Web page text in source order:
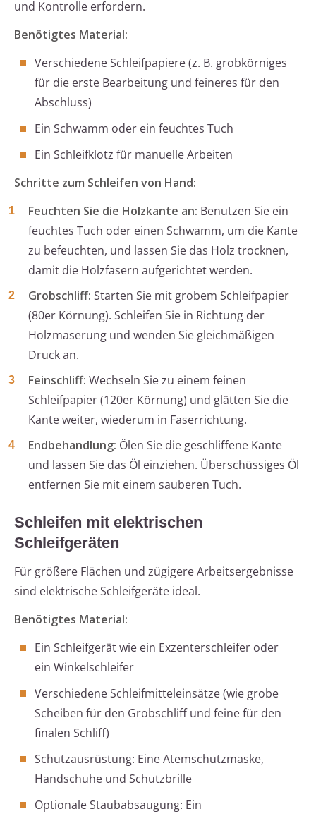
und Kontrolle erfordern.
Benötigtes Material:
Verschiedene Schleifpapiere (z. B. grobkörniges
für die erste Bearbeitung und feineres für den
Abschluss)
Ein Schwamm oder ein feuchtes Tuch
Ein Schleifklotz für manuelle Arbeiten
Schritte zum Schleifen von Hand:
Feuchten Sie die Holzkante an: Benutzen Sie ein
feuchtes Tuch oder einen Schwamm, um die Kante
zu befeuchten, und lassen Sie das Holz trocknen,
damit die Holzfasern aufgerichtet werden.
Grobschliff: Starten Sie mit grobem Schleifpapier
(80er Körnung). Schleifen Sie in Richtung der
Holzmaserung und wenden Sie gleichmäßigen
Druck an.
Feinschliff: Wechseln Sie zu einem feinen
Schleifpapier (120er Körnung) und glätten Sie die
Kante weiter, wiederum in Faserrichtung.
Endbehandlung: Ölen Sie die geschliffene Kante
und lassen Sie das Öl einziehen. Überschüssiges Öl
entfernen Sie mit einem sauberen Tuch.
Schleifen mit elektrischen
Schleifgeräten
Für größere Flächen und zügigere Arbeitsergebnisse
sind elektrische Schleifgeräte ideal.
Benötigtes Material:
Ein Schleifgerät wie ein Exzenterschleifer oder
ein Winkelschleifer
Verschiedene Schleifmitteleinsätze (wie grobe
Scheiben für den Grobschliff und feine für den
finalen Schliff)
Schutzausrüstung: Eine Atemschutzmaske,
Handschuhe und Schutzbrille
Optionale Staubabsaugung: Ein